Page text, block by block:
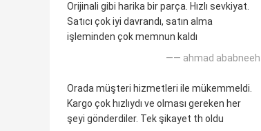
Orijinali gibi harika bir parça. Hızlı sevkiyat.
Satıcı çok iyi davrandı, satın alma
işleminden çok memnun kaldı
—— ahmad ababneeh
Orada müşteri hizmetleri ile mükemmeldi.
Kargo çok hızlıydı ve olması gereken her
şeyi gönderdiler. Tek şikayet th oldu